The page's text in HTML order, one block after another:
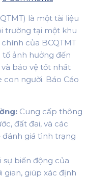
là một tài liệu
trường tại một khu
của BCQTMT
tố ảnh hưởng đến
bảo vệ tốt nhất
người. Báo Cáo
Cung cấp thông
đất đai, và các
giá tình trạng
sự biến động của
gian, giúp xác định